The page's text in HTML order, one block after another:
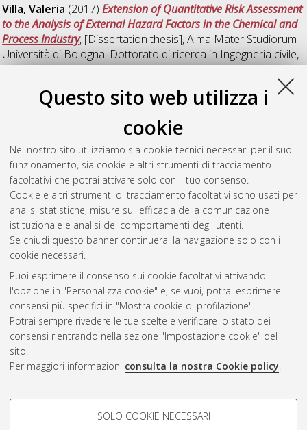
Questo sito web utilizza i
cookie
Nel nostro sito utilizziamo sia cookie tecnici necessari per il suo
funzionamento, sia cookie e altri strumenti di tracciamento
facoltativi che potrai attivare solo con il tuo consenso.
Cookie e altri strumenti di tracciamento facoltativi sono usati per
analisi statistiche, misure sull'efficacia della comunicazione
istituzionale e analisi dei comportamenti degli utenti.
Se chiudi questo banner continuerai la navigazione solo con i
cookie necessari.
Puoi esprimere il consenso sui cookie facoltativi attivando
l'opzione in "Personalizza cookie" e, se vuoi, potrai esprimere
consensi più specifici in "Mostra cookie di profilazione".
Potrai sempre rivedere le tue scelte e verificare lo stato dei
consensi rientrando nella sezione "Impostazione cookie" del
sito.
Per maggiori informazioni consulta la nostra Cookie policy.
COOKIE DI PROFILAZIONE -
SOLO COOKIE NECESSARI
Villa, Valeria (2017)Extension of Quantitative Risk Assessment
to the Analysis of External Hazard Factors in the Chemical and
Process Industry, [Dissertation thesis], Alma Mater Studiorum
Università di Bologna. Dottorato di ricerca in Ingegneria civile,
chimica, ambientale e dei materiali, 29 Ciclo. DOI
Zanobetti, Francesco(2025)Quantitative assessment of safe
and sustainable strategies in the pursuit of decarbonisation
[Dissertation thesis], Alma Mater Studiorum Università di
Bologna. Dottorato di ricerca inIngegneria civile, chimica,
ambientale e dei materiali , 37 Ciclo.
Questa lista e' stata generata ilSun Aug 9 20:43:46 2026
Atom
Rss 1.0
Rss 2.0
ISSN: 2038-7946
Impostazioni Cookie
Informativa sulla privacy